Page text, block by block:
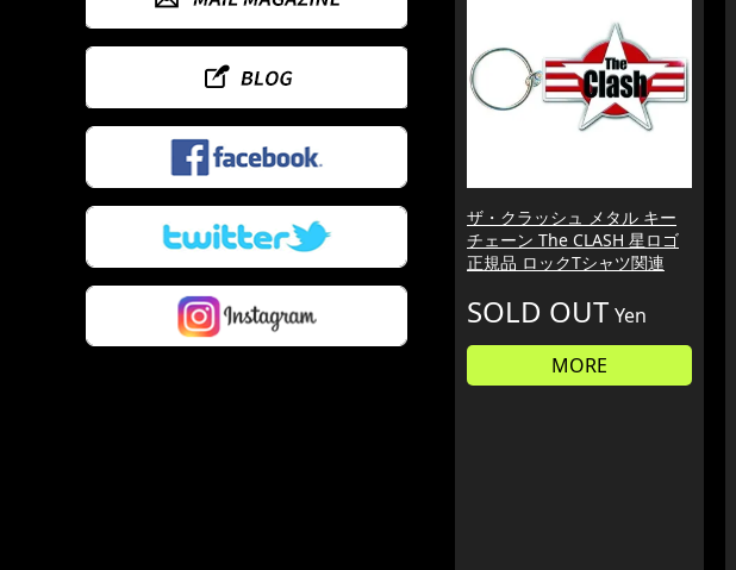
ザ・クラッシュ メタル キー
チェーン The CLASH 星ロゴ
正規品 ロックTシャツ関連
SOLD OUT Yen
MORE